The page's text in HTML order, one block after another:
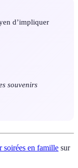
d’impliquer
souvenirs
soirées en famille sur